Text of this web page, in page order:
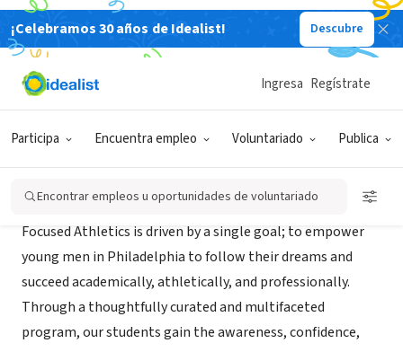
¡Celebramos 30 años de Idealist! Descubre
Participa Encuentra empleo Voluntariado Publica
Ingresa Regístrate
Encontrar empleos u oportunidades de voluntariado
ORGANIZACIÓN SIN FIN DE LUCRO
Focused Athletics
Focused Athletics is driven by a single goal; to empower
young men in Philadelphia to follow their dreams and
succeed academically, athletically, and professionally.
Through a thoughtfully curated and multifaceted
program, our students gain the awareness, confidence,